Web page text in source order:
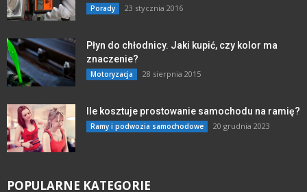
Porady 23 stycznia 2016
Płyn do chłodnicy. Jaki kupić, czy kolor ma
znaczenie?
Motoryzacja 28 sierpnia 2015
Ile kosztuje prostowanie samochodu na ramię?
Ramy i podwozia samochodowe 20 grudnia 2023
POPULARNE KATEGORIE